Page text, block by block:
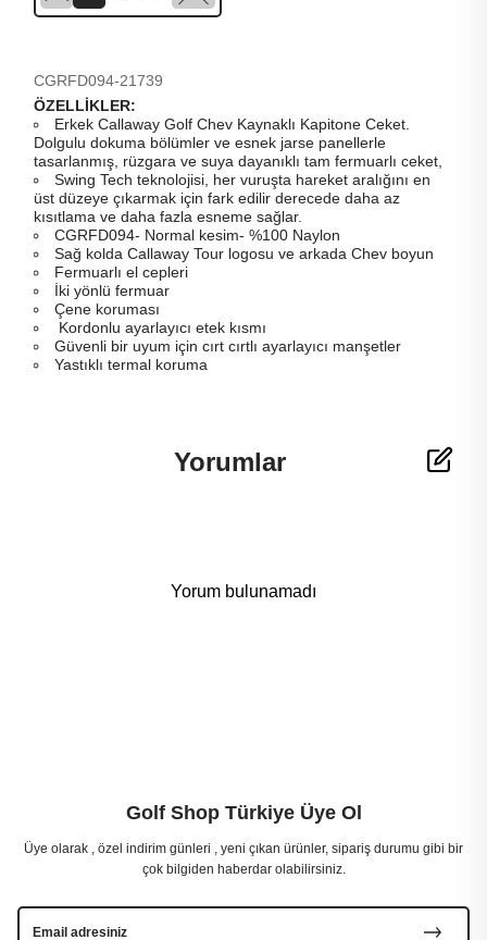
CGRFD094-21739
ÖZELLİKLER:
Erkek Callaway Golf Chev Kaynaklı Kapitone Ceket.
Dolgulu dokuma bölümler ve esnek jarse panellerle
tasarlanmış, rüzgara ve suya dayanıklı tam fermuarlı ceket,
Swing Tech teknolojisi, her vuruşta hareket aralığını en
üst düzeye çıkarmak için fark edilir derecede daha az
kısıtlama ve daha fazla esneme sağlar.
CGRFD094- Normal kesim- %100 Naylon
Sağ kolda Callaway Tour logosu ve arkada Chev boyun
Fermuarlı el cepleri
İki yönlü fermuar
Çene koruması
Kordonlu ayarlayıcı etek kısmı
Güvenli bir uyum için cırt cırtlı ayarlayıcı manşetler
Yastıklı termal koruma
Yorumlar
Yorum bulunamadı
Golf Shop Türkiye Üye Ol
Üye olarak , özel indirim günleri , yeni çıkan ürünler, sipariş durumu gibi bir
çok bilgiden haberdar olabilirsiniz.